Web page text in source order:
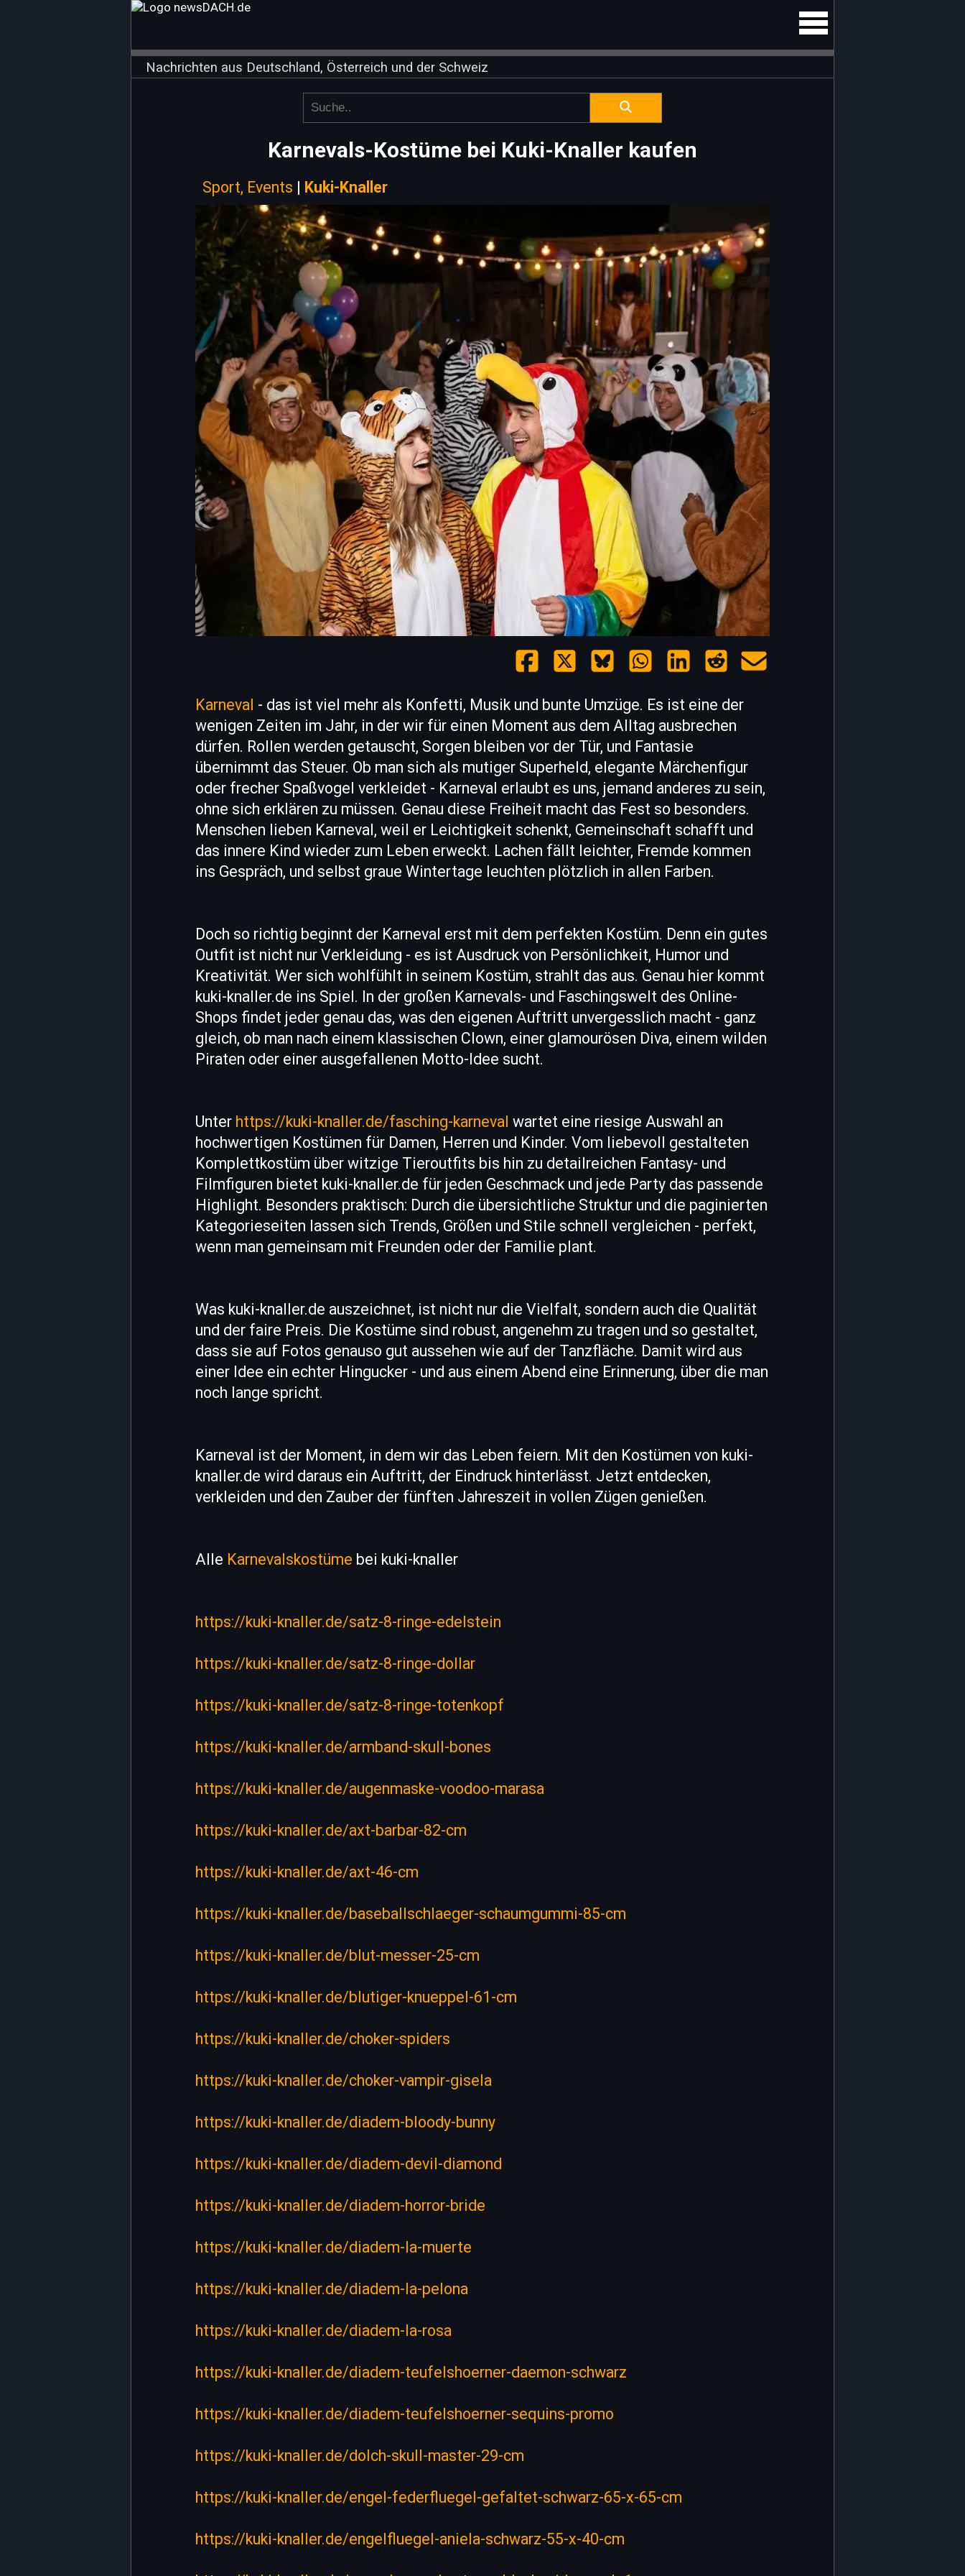
Nachrichten aus Deutschland, Österreich und der Schweiz
Karnevals-Kostüme bei Kuki-Knaller kaufen
Sport, Events | Kuki-Knaller
Karneval - das ist viel mehr als Konfetti, Musik und bunte Umzüge. Es ist eine der
wenigen Zeiten im Jahr, in der wir für einen Moment aus dem Alltag ausbrechen
dürfen. Rollen werden getauscht, Sorgen bleiben vor der Tür, und Fantasie
übernimmt das Steuer. Ob man sich als mutiger Superheld, elegante Märchenfigur
oder frecher Spaßvogel verkleidet - Karneval erlaubt es uns, jemand anderes zu sein,
ohne sich erklären zu müssen. Genau diese Freiheit macht das Fest so besonders.
Menschen lieben Karneval, weil er Leichtigkeit schenkt, Gemeinschaft schafft und
das innere Kind wieder zum Leben erweckt. Lachen fällt leichter, Fremde kommen
ins Gespräch, und selbst graue Wintertage leuchten plötzlich in allen Farben.
Doch so richtig beginnt der Karneval erst mit dem perfekten Kostüm. Denn ein gutes
Outfit ist nicht nur Verkleidung - es ist Ausdruck von Persönlichkeit, Humor und
Kreativität. Wer sich wohlfühlt in seinem Kostüm, strahlt das aus. Genau hier kommt
kuki-knaller.de ins Spiel. In der großen Karnevals- und Faschingswelt des Online-
Shops findet jeder genau das, was den eigenen Auftritt unvergesslich macht - ganz
gleich, ob man nach einem klassischen Clown, einer glamourösen Diva, einem wilden
Piraten oder einer ausgefallenen Motto-Idee sucht.
Unter https://kuki-knaller.de/fasching-karneval wartet eine riesige Auswahl an
hochwertigen Kostümen für Damen, Herren und Kinder. Vom liebevoll gestalteten
Komplettkostüm über witzige Tieroutfits bis hin zu detailreichen Fantasy- und
Filmfiguren bietet kuki-knaller.de für jeden Geschmack und jede Party das passende
Highlight. Besonders praktisch: Durch die übersichtliche Struktur und die paginierten
Kategorieseiten lassen sich Trends, Größen und Stile schnell vergleichen - perfekt,
wenn man gemeinsam mit Freunden oder der Familie plant.
Was kuki-knaller.de auszeichnet, ist nicht nur die Vielfalt, sondern auch die Qualität
und der faire Preis. Die Kostüme sind robust, angenehm zu tragen und so gestaltet,
dass sie auf Fotos genauso gut aussehen wie auf der Tanzfläche. Damit wird aus
einer Idee ein echter Hingucker - und aus einem Abend eine Erinnerung, über die man
noch lange spricht.
Karneval ist der Moment, in dem wir das Leben feiern. Mit den Kostümen von kuki-
knaller.de wird daraus ein Auftritt, der Eindruck hinterlässt. Jetzt entdecken,
verkleiden und den Zauber der fünften Jahreszeit in vollen Zügen genießen.
Alle Karnevalskostüme bei kuki-knaller
https://kuki-knaller.de/satz-8-ringe-edelstein
https://kuki-knaller.de/satz-8-ringe-dollar
https://kuki-knaller.de/satz-8-ringe-totenkopf
https://kuki-knaller.de/armband-skull-bones
https://kuki-knaller.de/augenmaske-voodoo-marasa
https://kuki-knaller.de/axt-barbar-82-cm
https://kuki-knaller.de/axt-46-cm
https://kuki-knaller.de/baseballschlaeger-schaumgummi-85-cm
https://kuki-knaller.de/blut-messer-25-cm
https://kuki-knaller.de/blutiger-knueppel-61-cm
https://kuki-knaller.de/choker-spiders
https://kuki-knaller.de/choker-vampir-gisela
https://kuki-knaller.de/diadem-bloody-bunny
https://kuki-knaller.de/diadem-devil-diamond
https://kuki-knaller.de/diadem-horror-bride
https://kuki-knaller.de/diadem-la-muerte
https://kuki-knaller.de/diadem-la-pelona
https://kuki-knaller.de/diadem-la-rosa
https://kuki-knaller.de/diadem-teufelshoerner-daemon-schwarz
https://kuki-knaller.de/diadem-teufelshoerner-sequins-promo
https://kuki-knaller.de/dolch-skull-master-29-cm
https://kuki-knaller.de/engel-federfluegel-gefaltet-schwarz-65-x-65-cm
https://kuki-knaller.de/engelfluegel-aniela-schwarz-55-x-40-cm